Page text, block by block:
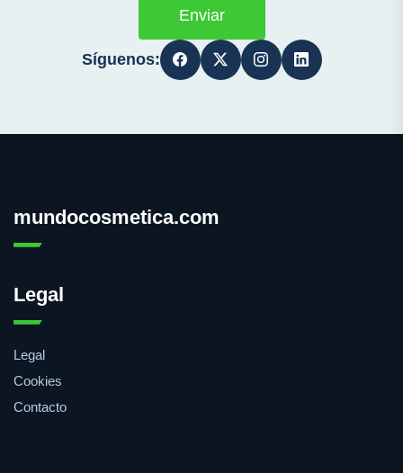
Enviar
Síguenos:
mundocosmetica.com
Legal
Legal
Cookies
Contacto